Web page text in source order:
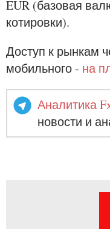
EUR (базовая
котировки).
Доступ к рынкам
мобильного - на
Аналитика
новости и